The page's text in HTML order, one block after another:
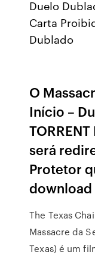
Duelo
Carta
Dublado
O
Início –
será
Protetor
download
The Texas
Massacre da
Texas) é um